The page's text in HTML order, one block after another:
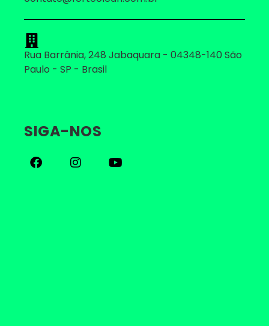
Rua Barrânia, 248 Jabaquara - 04348-140 São
Paulo - SP - Brasil
SIGA-NOS